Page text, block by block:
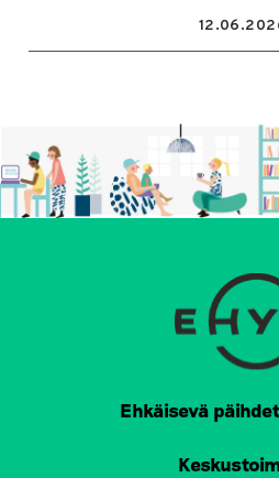
Ehkäisevä